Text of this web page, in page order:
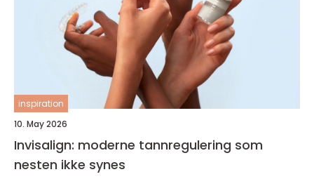
inspiration
10. May 2026
Invisalign: moderne tannregulering som
nesten ikke synes